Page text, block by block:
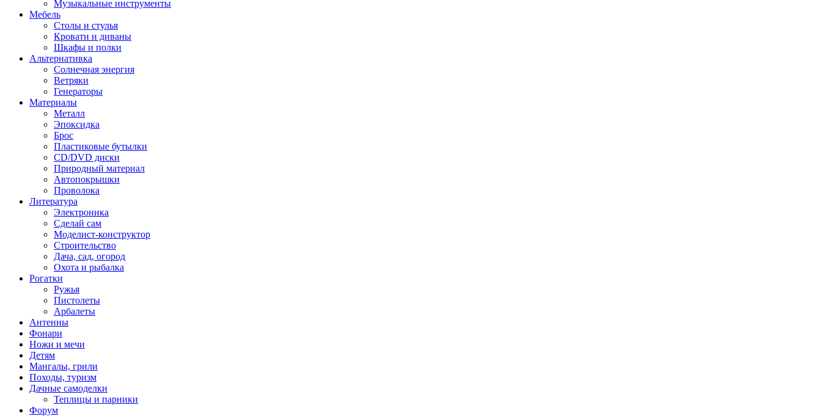
Музыкальные инструменты
Мебель
Столы и стулья
Кровати и диваны
Шкафы и полки
Альтернативка
Солнечная энергия
Ветряки
Генераторы
Материалы
Металл
Эпоксидка
Брос
Пластиковые бутылки
CD/DVD диски
Природный материал
Автопокрышки
Проволока
Литература
Электроника
Сделай сам
Моделист-конструктор
Строительство
Дача, сад, огород
Охота и рыбалка
Рогатки
Ружья
Пистолеты
Арбалеты
Антенны
Фонари
Ножи и мечи
Детям
Мангалы, грили
Походы, туризм
Дачные самоделки
Теплицы и парники
Форум